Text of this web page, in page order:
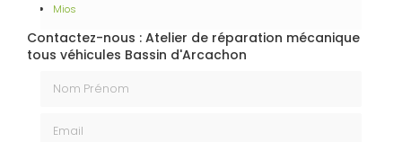
Mios
Contactez-nous : Atelier de réparation mécanique
tous véhicules Bassin d'Arcachon